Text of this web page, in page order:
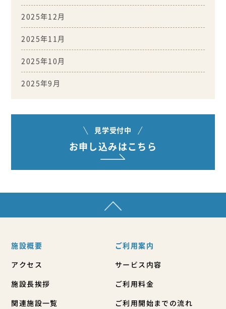
2025年12月
2025年11月
2025年10月
2025年9月
見学受付中
お申し込みはこちら
施設概要
アクセス
施設長挨拶
関連施設一覧
ご利用案内
サービス内容
ご利用料金
ご利用開始までの流れ